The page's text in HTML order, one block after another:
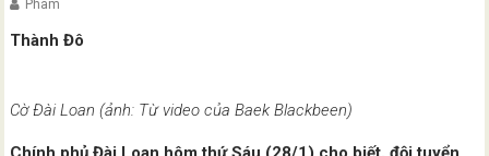
Pham
Thành Đô
Cờ Đài Loan (ảnh: Từ video của Baek Blackbeen)